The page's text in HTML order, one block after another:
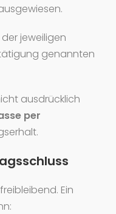
jeweiligen
genannten
ausdrücklich
per
Ein